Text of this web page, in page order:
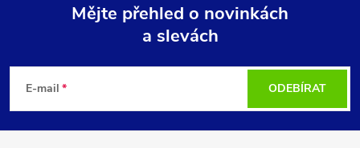
p
Mějte přehled o novinkách
a slevách
E-mail ODEBÍRAT